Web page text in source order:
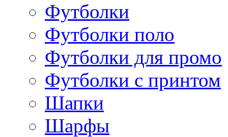
Футболки
Футболки поло
Футболки для промо
Футболки с принтом
Шапки
Шарфы